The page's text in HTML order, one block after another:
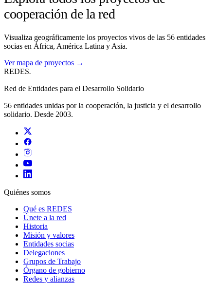
cooperación de la red
Visualiza geográficamente los proyectos vivos de las 56 entidades
socias en África, América Latina y Asia.
Ver mapa de proyectos →
REDES.
Red de Entidades para el Desarrollo Solidario
56 entidades unidas por la cooperación, la justicia y el desarrollo
solidario. Desde 2003.
Quiénes somos
Qué es REDES
Únete a la red
Historia
Misión y valores
Entidades socias
Delegaciones
Grupos de Trabajo
Órgano de gobierno
Redes y alianzas